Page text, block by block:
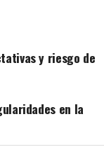
y riesgo de
en la